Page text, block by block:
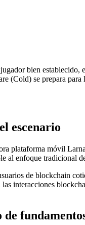
bien establecido,
se prepara
escenario
plataforma móvil
al enfoque tradicional
de blockchain